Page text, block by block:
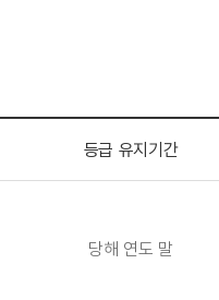
등급 유지기간
당해 연도 말